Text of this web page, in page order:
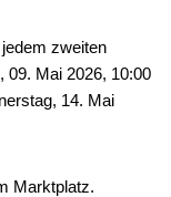
zweiten
09. Mai 2026, 10:00
14. Mai
Marktplatz.